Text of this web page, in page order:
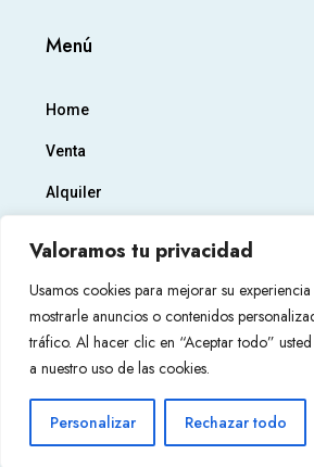
Valoramos tu privacidad
Usamos cookies para mejorar su
mostrarle anuncios o contenidos
tráfico. Al hacer clic en “Aceptar todo”
a nuestro uso de las cookies.
Personalizar Rechazar todo
Menú
Home
Venta
Alquiler